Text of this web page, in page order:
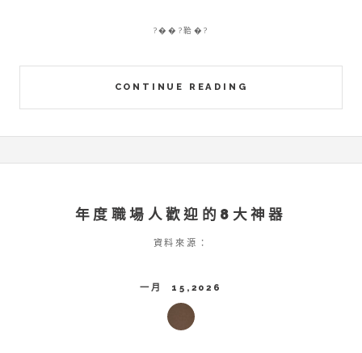
CONTINUE READING
?��?鞈�?
年度職場人歡迎的8大神器
資料來源：
一月 15,2026